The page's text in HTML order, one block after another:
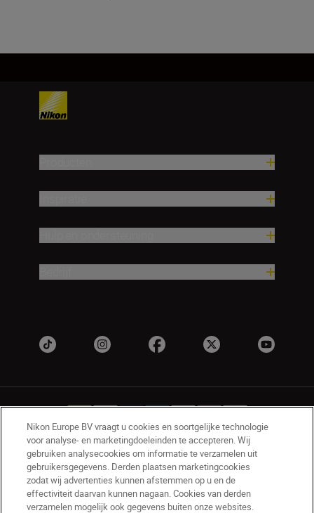
NL Nikon Sites
Contact opnemen
Privacyverklaring
Gebruiksvoorwaarden
Nikon Europe BV vraagt u cookies en soortgelijke technologie
voor analyse- en marketingdoeleinden te accepteren. Wij
gebruiken analysecookies om informatie te verzamelen uit
gebruikersgegevens. Derden plaatsen marketingcookies
zodat wij advertenties kunnen afstemmen op u en de
effectiviteit daarvan kunnen nagaan. Cookies van derden
verzamelen mogelijk ook gegevens buiten onze websites.